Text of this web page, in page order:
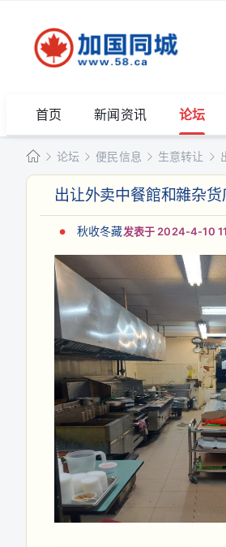
首页 新闻资讯 论坛
加
论坛
›
便民信息
›
生意转让
›
出让外卖中餐館和雜杂货
秋收冬藏发表于 2024-4-10